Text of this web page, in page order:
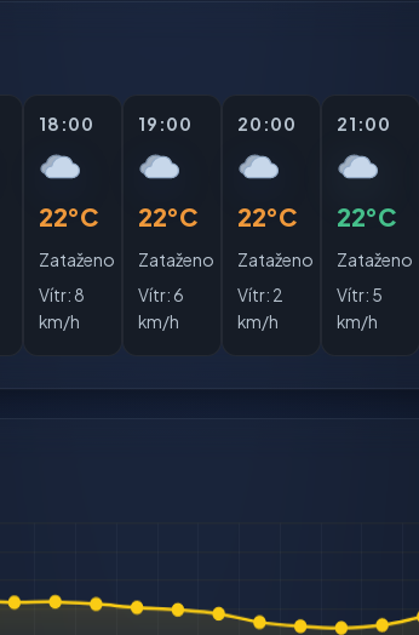
18:00
22°C
Zataženo
Vítr: 8
km/h
19:00
22°C
Zataženo
Vítr: 6
km/h
20:00
22°C
Zataženo
Vítr: 2
km/h
21:00
22°C
Zataženo
Vítr: 5
km/h